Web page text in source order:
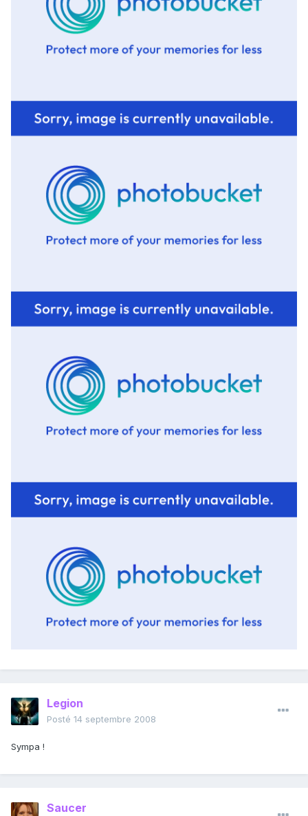
Legion
Posté 14 septembre 2008
Sympa !
Saucer